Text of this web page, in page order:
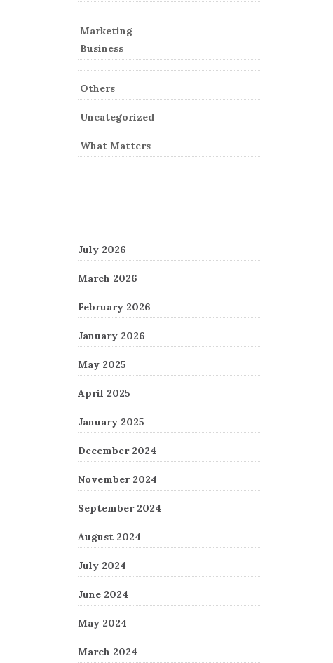
Marketing
Business
Others
Uncategorized
What Matters
July 2026
March 2026
February 2026
January 2026
May 2025
April 2025
January 2025
December 2024
November 2024
September 2024
August 2024
July 2024
June 2024
May 2024
March 2024